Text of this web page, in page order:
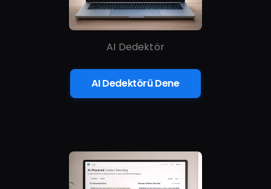
AI Dedektör
AI Dedektörü Dene